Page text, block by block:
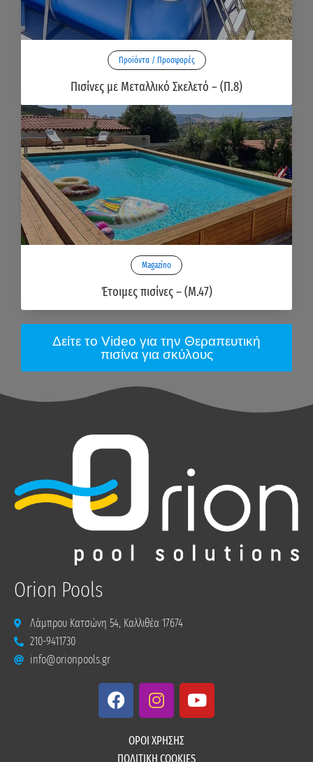
Προϊόντα / Προσφορές
Πισίνες με Μεταλλικό Σκελετό – (Π.8)
Magazino
Έτοιμες πισίνες – (M.47)
Δείτε το Video για την Θεραπευτική
πισίνα για σκύλους
Orion Pools
Λάμπρου Κατσώνη 54, Καλλιθέα 17674
210-9411730
info@orionpools.gr
F
a
I
n
t
Y
o
ΟΡΟΙ ΧΡΗΣΗΣ
ΠΟΛΙΤΙΚΗ COOKIES